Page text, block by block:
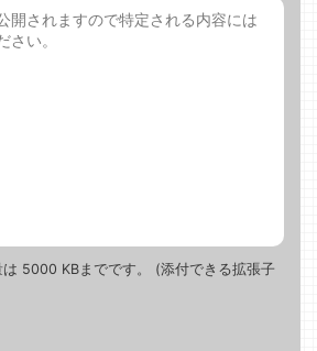
5000 KBまでです。 (添付できる拡張子